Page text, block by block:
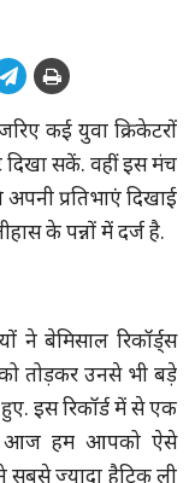
कई युवा क्रिकेटरों
सकें. वहीं इस मंच
प्रतिभाएं दिखाई
के पन्नों में दर्ज है.
ने बेमिसाल रिकॉर्ड्स
तोड़कर उनसे भी बड़े
इस रिकॉर्ड में से एक
आज हम आपको ऐसे